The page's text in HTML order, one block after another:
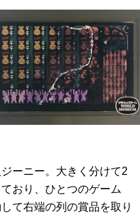
ーニー。大きく分けて2
おり、ひとつのゲーム
て右端の列の賞品を取り